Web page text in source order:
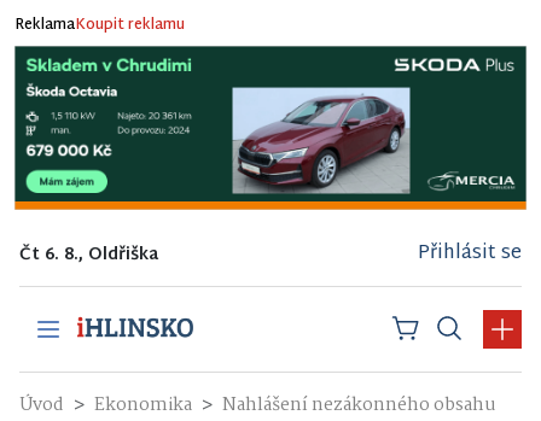
ReklamaKoupit reklamu
Čt 6. 8., Oldřiška Přihlásit se
Úvod Ekonomika Nahlášení nezákonného obsahu